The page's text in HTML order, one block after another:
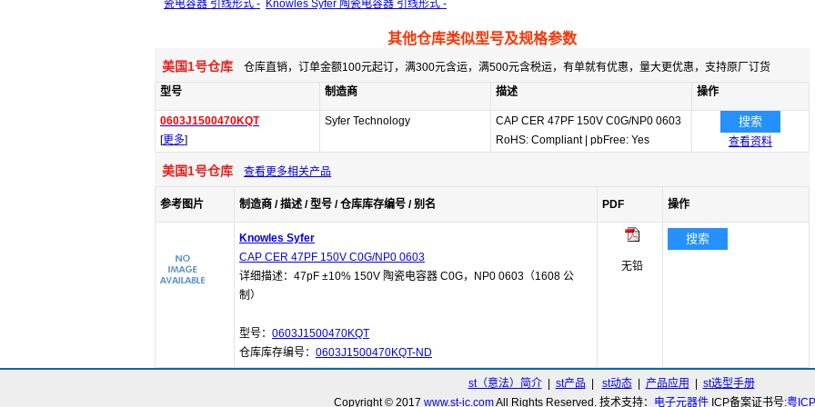
瓷电容器 引线形式 - Knowles Syfer 陶瓷电容器 引线形式 -
其他仓库类似型号及规格参数
美国1号仓库 仓库直销，订单金额100元起订，满300元含运，满500元含税运，有单就有优惠，量大更优惠，支持原厂订货
型号
制造商 描述 操作
0603J1500470KQT
[更多]
Syfer Technology
CAP CER 47PF 150V C0G/NP0 0603
RoHS: Compliant pbFree: Yes
搜索
查看资料
美国1号仓库 查看更多相关产品
参考图片 制造商 / 描述 / 型号 / 仓库库存编号 / 别名 PDF 操作
Knowles Syfer
CAP CER 47PF 150V C0G/NP0 0603
详细描述：47pF ±10% 150V 陶瓷电容器 C0G，NP0 0603（1608 公
制）
型号： 0603J1500470KQT
仓库库存编号： 0603J1500470KQT-ND
无铅
搜索
st（意法）简介| st产品 st动态| 产品应用
st选型手册
Copyright © 2017 www.st-ic.comAll Rights Reserved. 技术支持： 电子元器件 ICP备案证书号:粤